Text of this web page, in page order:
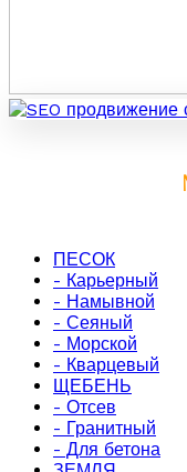
ПЕСОК
- Карьерный
- Намывной
- Сеяный
- Морской
- Кварцевый
ЩЕБЕНЬ
- Отсев
- Гранитный
- Для бетона